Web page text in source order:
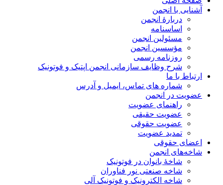
آشنایی با انجمن
دربارۀ انجمن
اساسنامه
مسئولین انجمن
مؤسسین انجمن
روزنامه رسمی
شرح وظایف سازمانی انجمن اپتیک و فوتونیک
ارتباط با ما
شماره های تماس، ایمیل و آدرس
عضویت در انجمن
راهنمای عضویت
عضویت حقیقی
عضویت حقوقی
تمدید عضویت
اعضای حقوقی
شاخه‌های انجمن
شاخۀ بانوان در فوتونیک
شاخه صنعتی نور فناوران
شاخه‌ الکترونیک و فوتونیک آلی